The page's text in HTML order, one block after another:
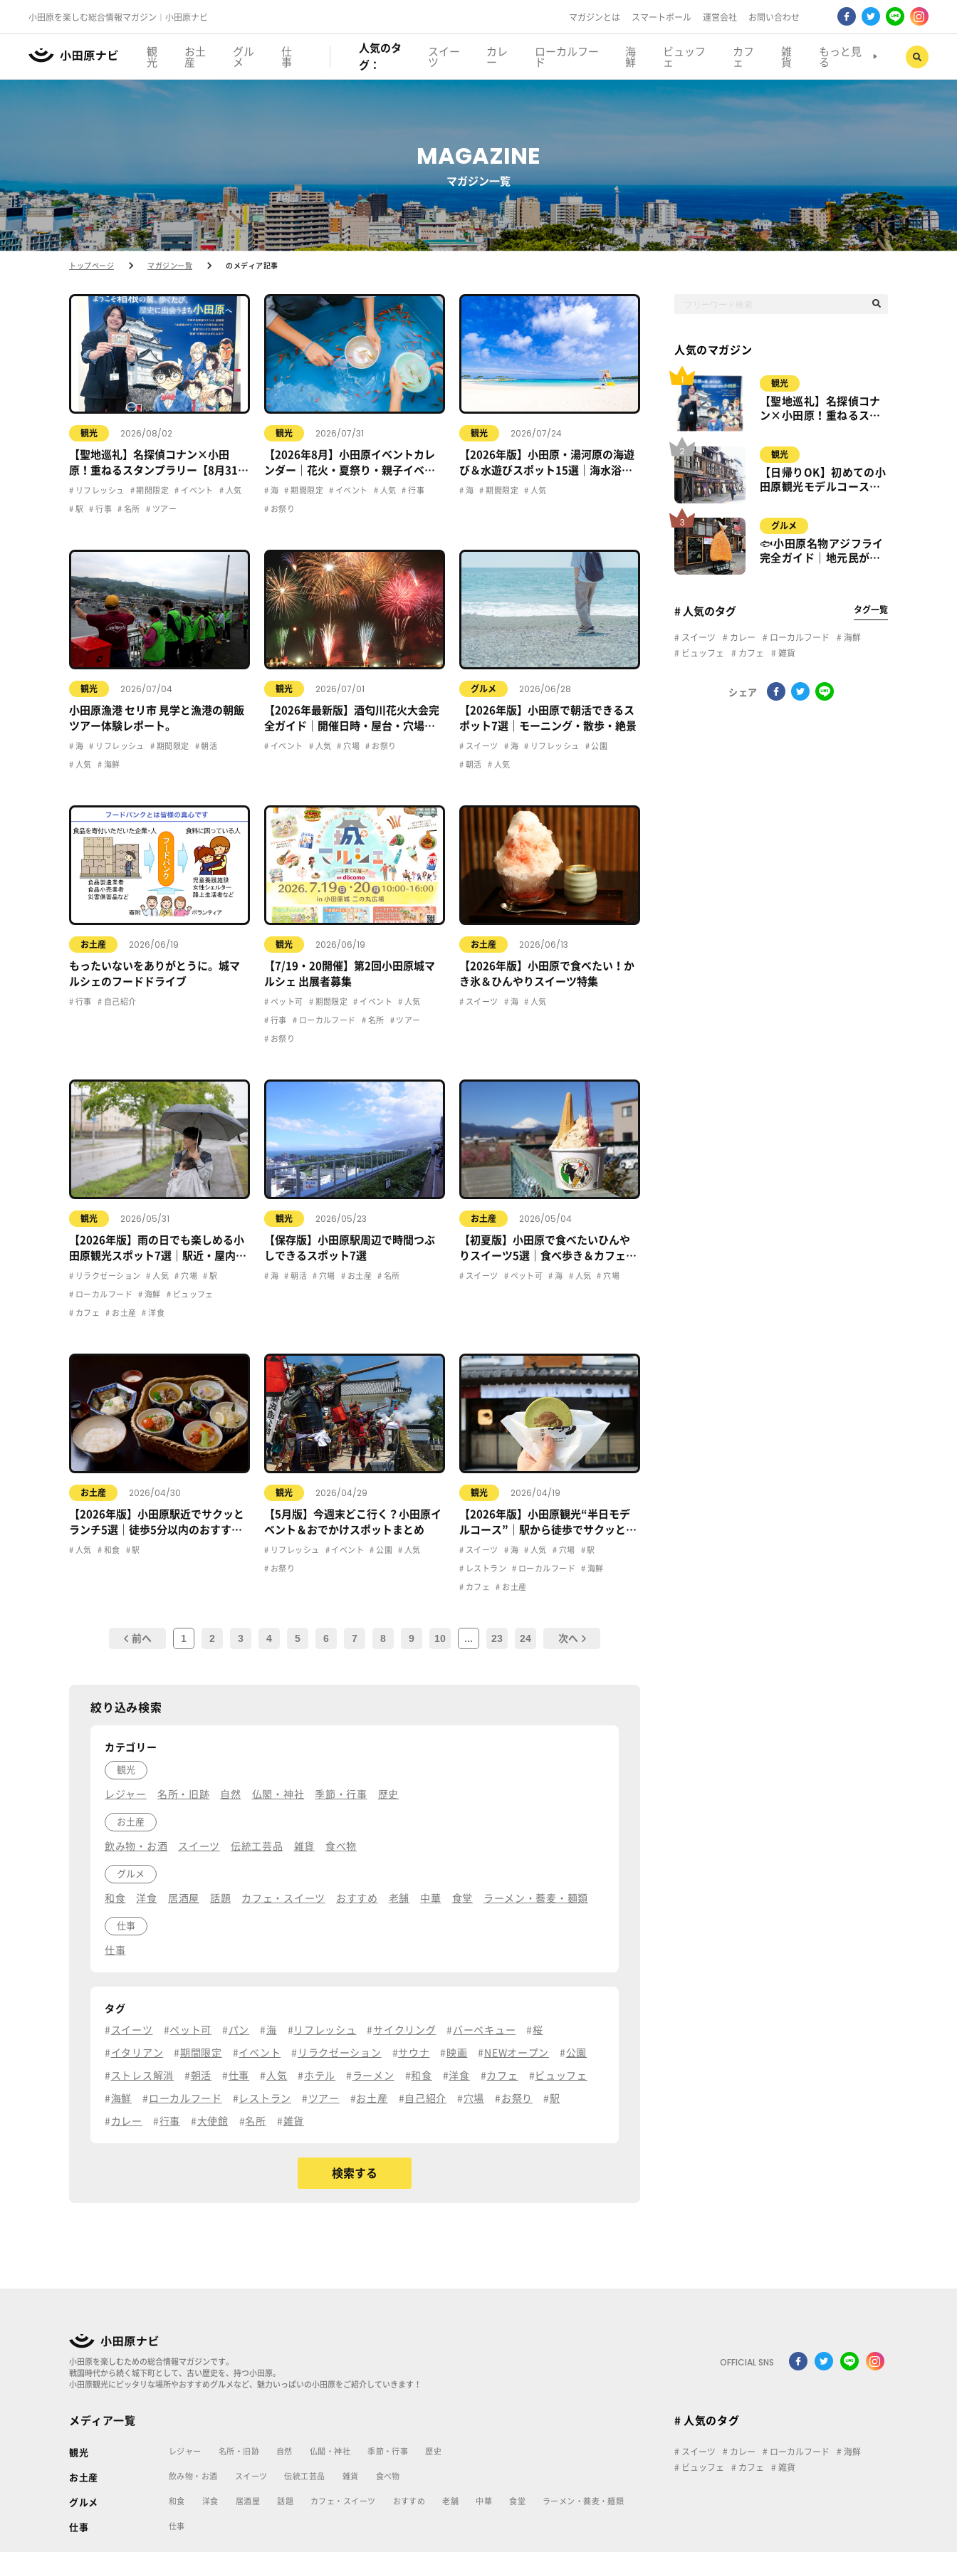
小田原を楽しむ総合情報マガジン｜小田原ナビ マガジンとは スマートポール 運営会社 お問い合わせ
観
光
お土
産
グル
メ
仕
事
人気のタ
グ：
スイー
ツ
カレ
ー
ローカルフー
ド
海
鮮
ビュッフ
ェ
カフ
ェ
雑
貨
もっと見
る
MAGAZINE
マガジン一覧
トップページ マガジン一覧 のメディア記事
観光 2026/08/02
【聖地巡礼】名探偵コナン×小田
原！重ねるスタンプラリー【8月31日
まで】小田原・箱根・湯河原
リフレッシュ 期間限定 イベント 人気
駅 行事 名所 ツアー
観光 2026/07/31
【2026年8月】小田原イベントカレ
ンダー｜花火・夏祭り・親子イベン
ト・夏休みおでかけ情報まとめ
海 期間限定 イベント 人気 行事
お祭り
観光 2026/07/24
【2026年版】小田原・湯河原の海遊
び＆水遊びスポット15選｜海水浴・
プール・子ども向け完全ガイド
海 期間限定 人気
観光 2026/07/04
小田原漁港 セリ市 見学と漁港の朝飯
ツアー体験レポート。
海 リフレッシュ 期間限定 朝活
人気 海鮮
観光 2026/07/01
【2026年最新版】酒匂川花火大会完
全ガイド｜開催日時・屋台・穴場・
駐車場・アクセス情報まとめ
イベント 人気 穴場 お祭り
グルメ 2026/06/28
【2026年版】小田原で朝活できるス
ポット7選｜モーニング・散歩・絶景
スイーツ 海 リフレッシュ 公園
朝活 人気
お土産 2026/06/19
もったいないをありがとうに。城マ
ルシェのフードドライブ
行事 自己紹介
観光 2026/06/19
【7/19・20開催】第2回小田原城マ
ルシェ 出展者募集
ペット可 期間限定 イベント 人気
行事 ローカルフード 名所 ツアー
お祭り
お土産 2026/06/13
【2026年版】小田原で食べたい！か
き氷＆ひんやりスイーツ特集
スイーツ 海 人気
観光 2026/05/31
【2026年版】雨の日でも楽しめる小
田原観光スポット7選｜駅近・屋内・
カフェで快適おでかけ
リラクゼーション 人気 穴場 駅
ローカルフード 海鮮 ビュッフェ
カフェ お土産 洋食
観光 2026/05/23
【保存版】小田原駅周辺で時間つぶ
しできるスポット7選
海 朝活 穴場 お土産 名所
お土産 2026/05/04
【初夏版】小田原で食べたいひんや
りスイーツ5選｜食べ歩き＆カフェま
とめ
スイーツ ペット可 海 人気 穴場
お土産 2026/04/30
【2026年版】小田原駅近でサクッと
ランチ5選｜徒歩5分以内のおすすめ
店まとめ
人気 和食 駅
観光 2026/04/29
【5月版】今週末どこ行く？小田原イ
ベント＆おでかけスポットまとめ
リフレッシュ イベント 公園 人気
お祭り
観光 2026/04/19
【2026年版】小田原観光“半日モデ
ルコース”｜駅から徒歩でサクッと楽
しむおすすめプラン
スイーツ 海 人気 穴場 駅
レストラン ローカルフード 海鮮
カフェ お土産
前へ 1 2 3 4 5 6 7 8 9 10 ... 23 24 次へ
絞り込み検索
カテゴリー
観光
レジャー 名所・旧跡 自然 仏閣・神社 季節・行事 歴史
お土産
飲み物・お酒 スイーツ 伝統工芸品 雑貨 食べ物
グルメ
和食 洋食 居酒屋 話題 カフェ・スイーツ おすすめ 老舗 中華 食堂 ラーメン・蕎麦・麺類
仕事
仕事
タグ
スイーツ ペット可 パン 海 リフレッシュ サイクリング バーベキュー 桜
イタリアン 期間限定 イベント リラクゼーション サウナ 映画 NEWオープン 公園
ストレス解消 朝活 仕事 人気 ホテル ラーメン 和食 洋食 カフェ ビュッフェ
海鮮 ローカルフード レストラン ツアー お土産 自己紹介 穴場 お祭り 駅
カレー 行事 大使館 名所 雑貨
人気のマガジン
観光
【聖地巡礼】名探偵コナ
ン×小田原！重ねるスタ
で】小田原・箱根・湯河
原
観光
【日帰りOK】初めての小
田原観光モデルコース｜
満喫
グルメ
🐟小田原名物アジフライ
完全ガイド｜地元民が通
# 人気のタグ タグ一覧
スイーツ カレー ローカルフード
海鮮
ビュッフェ
カフェ 雑貨
シェア
小田原を楽しむための総合情報マガジンです。
戦国時代から続く城下町として、古い歴史を、持つ小田原。
小田原観光にピッタリな場所やおすすめグルメなど、魅力いっぱいの小田原をご紹介していきます！
OFFICIAL SNS
メディア一覧
観光 レジャー 名所・旧跡 自然 仏閣・神社 季節・行事 歴史
お土産 飲み物・お酒 スイーツ 伝統工芸品 雑貨 食べ物
グルメ 和食 洋食 居酒屋 話題 カフェ・スイーツ おすすめ 老舗 中華 食堂 ラーメン・蕎麦・麺類
仕事 仕事
# 人気のタグ
スイーツ カレー ローカルフード
海鮮
ビュッフェ
カフェ 雑貨